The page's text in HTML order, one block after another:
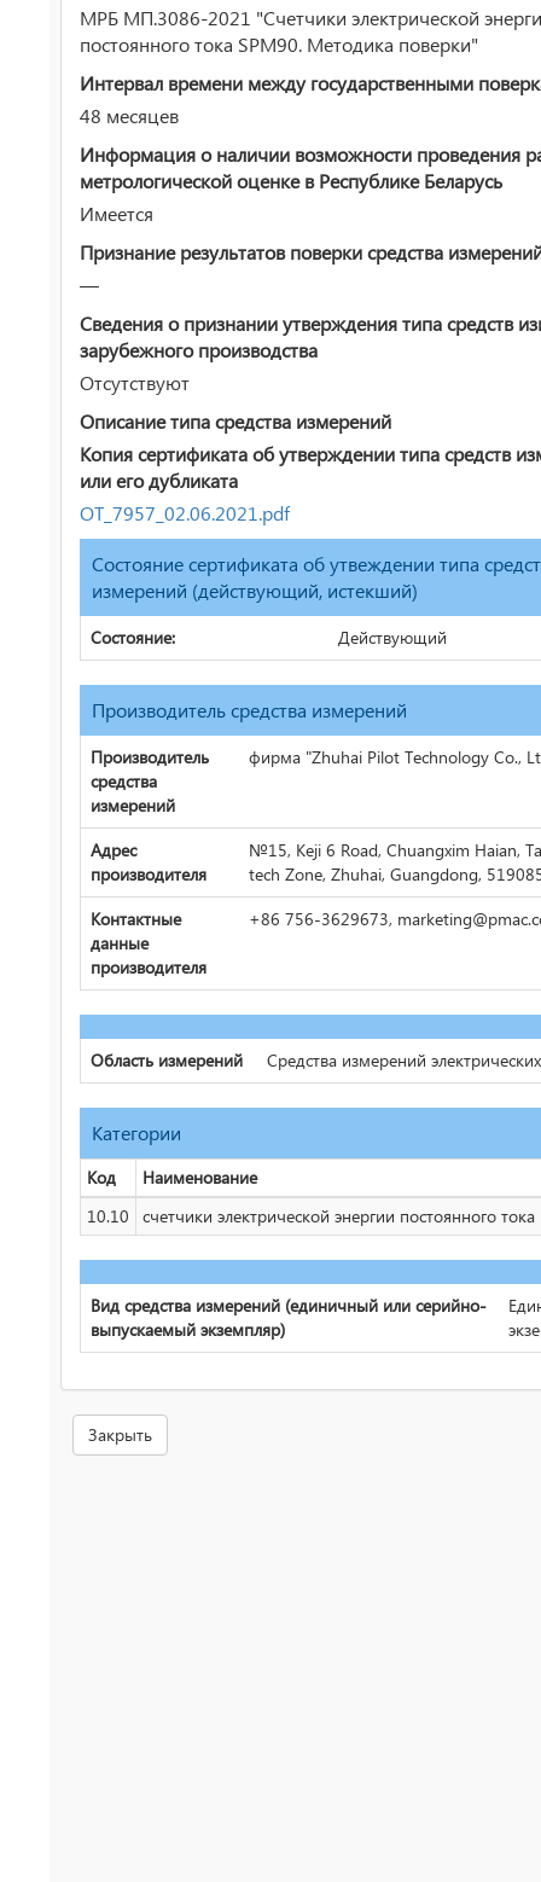
МРБ МП.3086-2021 "Счетчики электрической
постоянного тока SPM90. Методика поверки"
Интервал времени между государственными
48 месяцев
Информация о наличии возможности проведения
метрологической оценке в Республике Беларусь
Имеется
Признание результатов поверки средства
—
Сведения о признании утверждения типа средств
зарубежного производства
Отсутствуют
Описание типа средства измерений
Копия сертификата об утверждении типа средств
или его дубликата
ОТ_7957_02.06.2021.pdf
Состояние сертификата об утвеждении типа
измерений (действующий, истекший)
Состояние: Действующий
Производитель средства измерений
Производитель
средства
измерений
фирма "Zhuhai Pilot Technology Co.,
Адрес
производителя
№15, Keji 6 Road, Chuangxim Haian,
tech Zone, Zhuhai, Guangdong,
Контактные
данные
производителя
+86 756-3629673,
Область измерений Средства измерений
Категории
Код
Наименование
10.10
счетчики электрической энергии постоянного тока
Вид средства измерений (единичный или серийно-
выпускаемый экземпляр)
Закрыть